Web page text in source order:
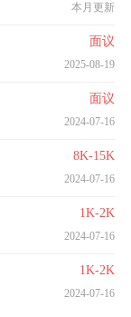
本月更新
面议
2025-08-19
面议
2024-07-16
8K-15K
2024-07-16
1K-2K
2024-07-16
1K-2K
2024-07-16